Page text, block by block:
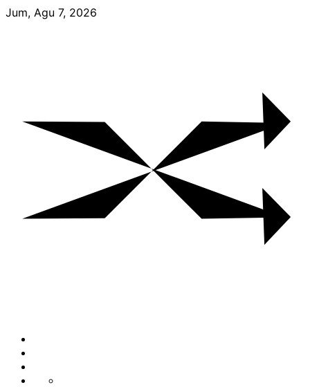
Skip
Jum, Agu 7, 2026
POLITIK